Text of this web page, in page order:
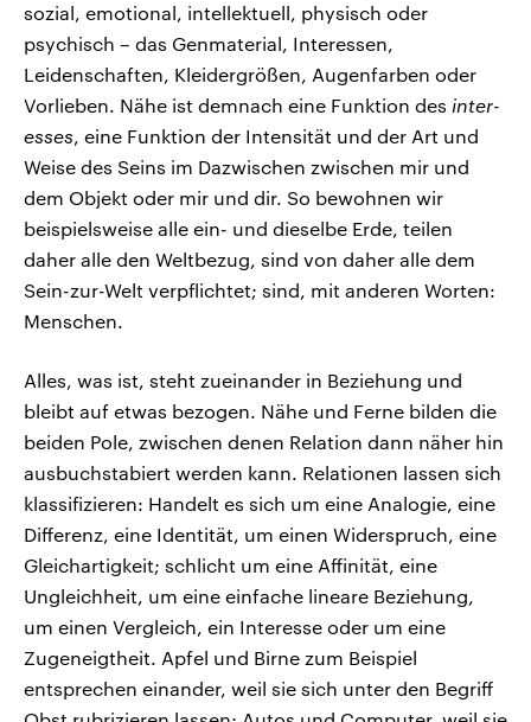
sozial, emotional, intellektuell, physisch oder
psychisch – das Genmaterial, Interessen,
Leidenschaften, Kleidergrößen, Augenfarben oder
Vorlieben. Nähe ist demnach eine Funktion des inter-
esses, eine Funktion der Intensität und der Art und
Weise des Seins im Dazwischen zwischen mir und
dem Objekt oder mir und dir. So bewohnen wir
beispielsweise alle ein- und dieselbe Erde, teilen
daher alle den Weltbezug, sind von daher alle dem
Sein-zur-Welt verpflichtet; sind, mit anderen Worten:
Menschen.
Alles, was ist, steht zueinander in Beziehung und
bleibt auf etwas bezogen. Nähe und Ferne bilden die
beiden Pole, zwischen denen Relation dann näher hin
ausbuchstabiert werden kann. Relationen lassen sich
klassifizieren: Handelt es sich um eine Analogie, eine
Differenz, eine Identität, um einen Widerspruch, eine
Gleichartigkeit; schlicht um eine Affinität, eine
Ungleichheit, um eine einfache lineare Beziehung,
um einen Vergleich, ein Interesse oder um eine
Zugeneigtheit. Apfel und Birne zum Beispiel
entsprechen einander, weil sie sich unter den Begriff